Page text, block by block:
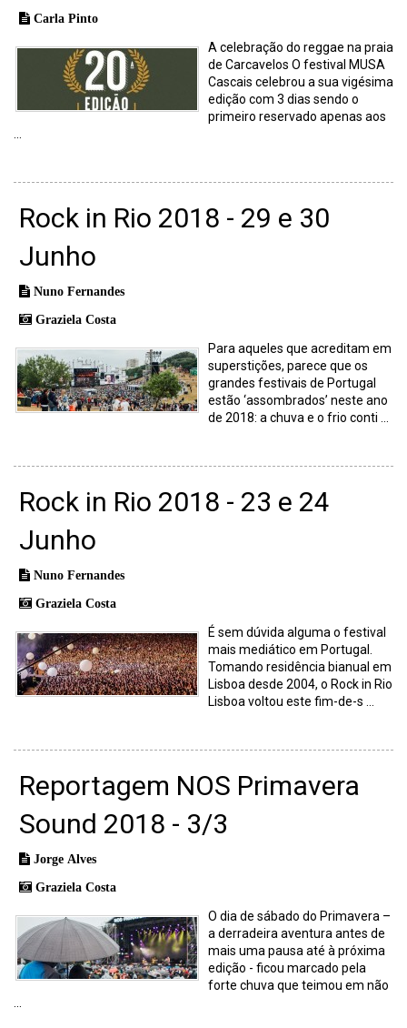
Carla Pinto
A celebração do reggae na praia
de Carcavelos O festival MUSA
Cascais celebrou a sua vigésima
edição com 3 dias sendo o
primeiro reservado apenas aos
Rock in Rio 2018 - 29 e 30
Junho
Nuno Fernandes
Graziela Costa
Para aqueles que acreditam em
superstições, parece que os
grandes festivais de Portugal
estão ‘assombrados’ neste ano
de 2018: a chuva e o frio conti ...
Rock in Rio 2018 - 23 e 24
Junho
Nuno Fernandes
Graziela Costa
É sem dúvida alguma o festival
mais mediático em Portugal.
Tomando residência bianual em
Lisboa desde 2004, o Rock in Rio
Lisboa voltou este fim-de-s ...
Reportagem NOS Primavera
Sound 2018 - 3/3
Jorge Alves
Graziela Costa
O dia de sábado do Primavera –
a derradeira aventura antes de
mais uma pausa até à próxima
edição - ficou marcado pela
forte chuva que teimou em não